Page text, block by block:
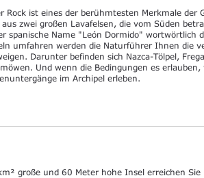
Rock ist eines der berühmtesten Merkmale der
zwei großen Lavafelsen, die vom Süden
spanische Name "León Dormido" wortwörtlich
umfahren werden die Naturführer Ihnen die
Darunter befinden sich Nazca-Tölpel,
Und wenn die Bedingungen es
im Archipel erleben.
große und 60 Meter hohe Insel erreichen